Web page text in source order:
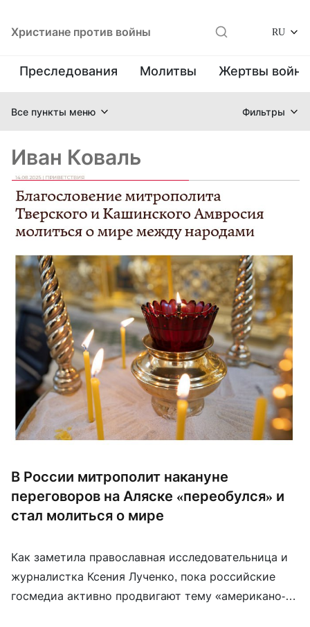
Христиане против войны RU
Преследования Молитвы Жертвы
Все пункты меню Фильтры
Иван Коваль
В России митрополит накануне
переговоров на Аляске «переобулся» и
стал молиться о мире
Как заметила православная исследовательница и
журналистка Ксения Лученко, пока российские
госмедиа активно продвигают тему «американо-